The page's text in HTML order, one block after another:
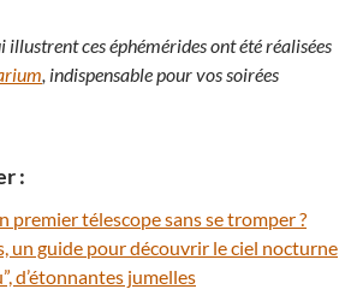
illustrent ces éphémérides ont été réalisées
, indispensable pour vos soirées
:
premier télescope sans se tromper ?
un guide pour découvrir le ciel nocturne
d’étonnantes jumelles